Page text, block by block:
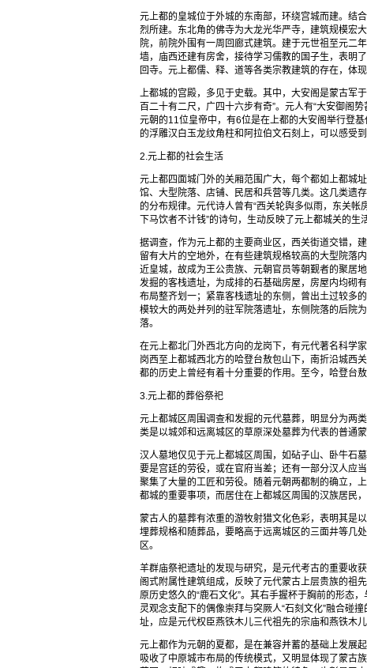
元上都的皇城位于外城的东南部，环绕宫城而建。结
烈所建。东北角的佛寺为大龙光华严寺，建筑规模宏
院，前院外围有一周回廊式建筑。建于元世祖至元二
墙，庙西还建有房舍，接待学习儒教的国子生，表明
回寺。元上都儒、释、道等各类宗教建筑的存在，体
上都城的宫殿，多见于史载。其中，大安阁是蒙古军
百二十有二尺，广四十六步有奇”。元人有“大安御阁
元朝的11位皇帝中，有6位是在上都的大安阁举行登
的浮雕汉白玉龙纹角柱和阿拉伯文石刻上，可以感受
2.元上都的社会生活
元上都四面城门外的关厢范围广大，每个都如上都城
馆、大型院落、店铺、民居和兵营等几类。这几类遗
的分布规律。元代诗人曾有“西关轮舆多似雨，东关帐
下马饮者不计钱”的诗句，生动反映了元上都城关的生
据调查，作为元上都的主要商业区，西关街道交错，
留有大片的空地外，在有些建筑规格较高的大型院落
近皇城，故成为王公贵族、元朝官员等朝觐者的聚居
发掘的客栈遗址，为成排的石基础房屋，房屋内均砌
布局整齐划一；紧靠客栈遗址的东侧，曾出土过较多
模较大的两处并列的驻军院落遗址，东侧院落的后院
落。
在元上都北门外西北方向的龙岗下，有元代著名科学
岗西至上都城西北方的哈登台敖包山下，南折沿城西
都的历史上曾经有着十分重要的作用。至今，哈登台
3.元上都的葬俗祭祀
元上都城区周围调查和发掘的元代墓葬，明显分为两
类是以城郊和远离城区的草原深处墓葬为代表的普通蒙
汉人墓地仅见于元上都城区周围，如砧子山、卧牛石
要是宫廷的劳役，或在官府当差；还有一部分汉人应
聚集了大量的工匠和劳役。随着元朝两都制的确立，
都城的重要事项，而居住在上都城区周围的汉族居民，
蒙古人的墓葬有浓重的游牧射猎文化色彩，表明其是
埋葬规格和随葬品，要略高于远离城区的三面井等几
区。
羊群庙祭祀遗址的发现与研究，是元代考古的重要收
阁式附属性建筑组成，反映了元代蒙古上层贵族的祖
原历史悠久的“鹿石文化”。其右手握杯于胸前的形态
灵观念支配下的偶像崇拜与突厥人“石刻文化”融合碰
址，应是元代权臣燕铁木儿三代祖先的宗庙和燕铁木儿
元上都作为元朝的夏都，是在兼容并蓄的基础上发展
吸收了中原城市布局的传统模式，又明显体现了蒙古